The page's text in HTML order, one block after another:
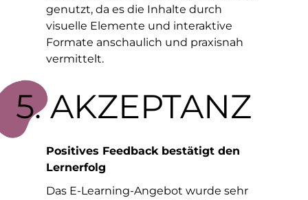
genutzt, da es die Inhalte durch
visuelle Elemente und interaktive
Formate anschaulich und praxisnah
vermittelt.
5. AKZEPTANZ
Positives Feedback bestätigt den
Lernerfolg
Das E-Learning-Angebot wurde sehr